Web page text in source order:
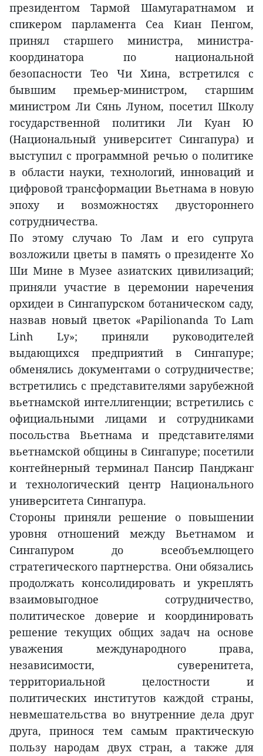
президентом Тармой Шамугаратнамом и
спикером парламента Сеа Киан Пенгом,
принял старшего министра, министра-
координатора по национальной
безопасности Тео Чи Хина, встретился с
бывшим премьер-министром, старшим
министром Ли Сянь Луном, посетил Школу
государственной политики Ли Куан Ю
(Национальный университет Сингапура) и
выступил с программной речью о политике
в области науки, технологий, инноваций и
цифровой трансформации Вьетнама в новую
эпоху и возможностях двустороннего
сотрудничества.
По этому случаю То Лам и его супруга
возложили цветы в память о президенте Хо
Ши Мине в Музее азиатских цивилизаций;
приняли участие в церемонии наречения
орхидеи в Сингапурском ботаническом саду,
назвав новый цветок «Papilionanda To Lam
Linh Ly»; приняли руководителей
выдающихся предприятий в Сингапуре;
обменялись документами о сотрудничестве;
встретились с представителями зарубежной
вьетнамской интеллигенции; встретились с
официальными лицами и сотрудниками
посольства Вьетнама и представителями
вьетнамской общины в Сингапуре; посетили
контейнерный терминал Пансир Панджанг
и технологический центр Национального
университета Сингапура.
Стороны приняли решение о повышении
уровня отношений между Вьетнамом и
Сингапуром до всеобъемлющего
стратегического партнерства. Они обязались
продолжать консолидировать и укреплять
взаимовыгодное сотрудничество,
политическое доверие и координировать
решение текущих общих задач на основе
уважения международного права,
независимости, суверенитета,
территориальной целостности и
политических институтов каждой страны,
невмешательства во внутренние дела друг
друга, принося тем самым практическую
пользу народам двух стран, а также для